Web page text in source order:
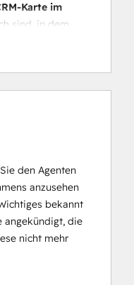
Karte im
sind, in dem
Transparenz
den Agenten
anzusehen
bekannt
angekündigt, die
nicht mehr